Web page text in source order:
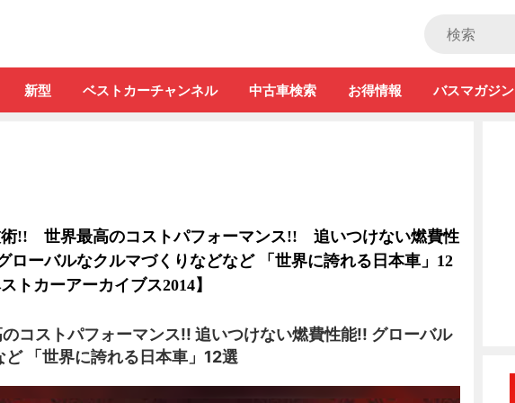
新型 ベストカーチャンネル 中古車検索 お得情報 バスマガジン
術!! 世界最高のコストパフォーマンス!! 追いつけない燃費性
ーバルなクルマづくりなどなど 「世界に誇れる日本車」12
トカーアーカイブス2014】
コストパフォーマンス!! 追いつけない燃費性能!! グローバル
「世界に誇れる日本車」12選